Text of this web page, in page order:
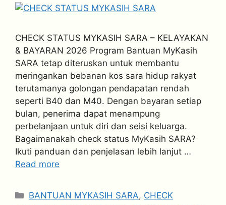
CHECK STATUS MYKASIH SARA – KELAYAKAN
& BAYARAN 2026 Program Bantuan MyKasih
SARA tetap diteruskan untuk membantu
meringankan bebanan kos sara hidup rakyat
terutamanya golongan pendapatan rendah
seperti B40 dan M40. Dengan bayaran setiap
bulan, penerima dapat menampung
perbelanjaan untuk diri dan seisi keluarga.
Bagaimanakah check status MyKasih SARA?
Ikuti panduan dan penjelasan lebih lanjut …
Read more
Categories
BANTUAN MYKASIH SARA, CHECK